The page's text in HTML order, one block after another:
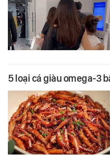
5 loại cá giàu omega-3